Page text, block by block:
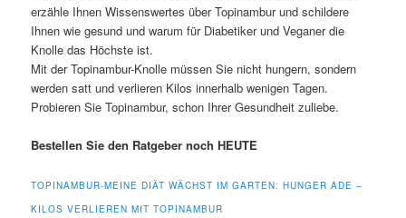
erzähle Ihnen Wissenswertes über Topinambur und schildere
Ihnen wie gesund und warum für Diabetiker und Veganer die
Knolle das Höchste ist.
Mit der Topinambur-Knolle müssen Sie nicht hungern, sondern
werden satt und verlieren Kilos innerhalb wenigen Tagen.
Probieren Sie Topinambur, schon Ihrer Gesundheit zuliebe.
Bestellen Sie den Ratgeber noch HEUTE
TOPINAMBUR-MEINE DIÄT WÄCHST IM GARTEN: HUNGER ADE –
KILOS VERLIEREN MIT TOPINAMBUR